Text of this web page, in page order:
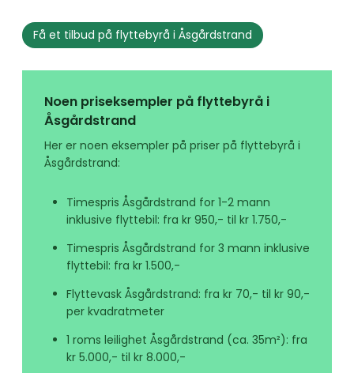
Få et tilbud på flyttebyrå i Åsgårdstrand
Noen priseksempler på flyttebyrå i
Åsgårdstrand
Her er noen eksempler på priser på flyttebyrå i
Åsgårdstrand:
Timespris Åsgårdstrand for 1-2 mann
inklusive flyttebil: fra kr 950,- til kr 1.750,-
Timespris Åsgårdstrand for 3 mann inklusive
flyttebil: fra kr 1.500,-
Flyttevask Åsgårdstrand: fra kr 70,- til kr 90,-
per kvadratmeter
1 roms leilighet Åsgårdstrand (ca. 35m²): fra
kr 5.000,- til kr 8.000,-